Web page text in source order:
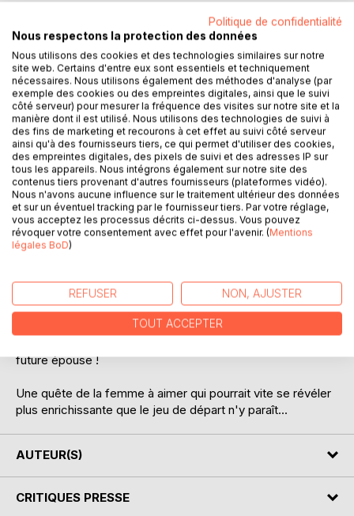
AJOUTER AU PANIER
Ajouter à ma liste d'envies
Laisser un avis
DESCRIPTION
accepte de relever un pari fou; celui de se marier dans les
trois mois et trois jours.
Aidé par son amie d'enfance, Max va devoir organiser la
future épouse !
Une quête de la femme à aimer qui pourrait vite se révéler
plus enrichissante que le jeu de départ n'y paraît...
AUTEUR(S)
CRITIQUES PRESSE
Politique de confidentialité
Nous respectons la protection des données
Nous utilisons des cookies et des technologies similaires sur notre
site web. Certains d'entre eux sont essentiels et techniquement
nécessaires. Nous utilisons également des méthodes d'analyse (par
exemple des cookies ou des empreintes digitales, ainsi que le suivi
côté serveur) pour mesurer la fréquence des visites sur notre site et la
manière dont il est utilisé. Nous utilisons des technologies de suivi à
des fins de marketing et recourons à cet effet au suivi côté serveur
ainsi qu'à des fournisseurs tiers, ce qui permet d'utiliser des cookies,
des empreintes digitales, des pixels de suivi et des adresses IP sur
tous les appareils. Nous intégrons également sur notre site des
contenus tiers provenant d'autres fournisseurs (plateformes vidéo).
Nous n'avons aucune influence sur le traitement ultérieur des données
et sur un éventuel tracking par le fournisseur tiers. Par votre réglage,
vous acceptez les processus décrits ci-dessus. Vous pouvez
révoquer votre consentement avec effet pour l'avenir. (Mentions
légales BoD)
REFUSER NON, AJUSTER
TOUT ACCEPTER